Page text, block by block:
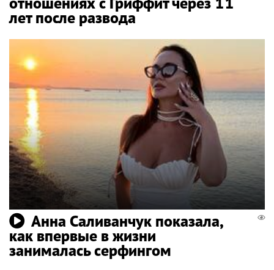
лет после развода
Анна Саливанчук показала,
как впервые в жизни
занималась серфингом